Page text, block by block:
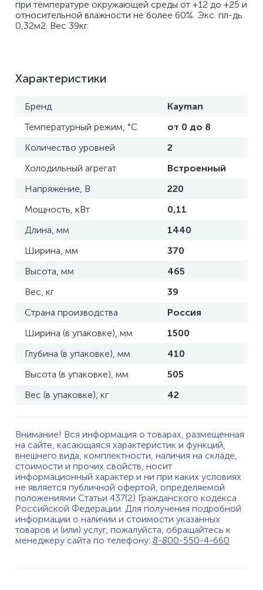
при температуре окружающей среды от +12 до +25 и
относительной влажности не более 60%. Экс. пл-дь
0,32м2. Вес 39кг.
Характеристики
Бренд
Kayman
Температурный режим, °С
от 0 до 8
Количество уровней
2
Холодильный агрегат
Встроенный
Напряжение, В
220
Мощность, кВт
0,11
Длина, мм
1440
Ширина, мм
370
Высота, мм
465
Вес, кг
39
Страна производства
Россия
Ширина (в упаковке), мм
1500
Глубина (в упаковке), мм
410
Высота (в упаковке), мм
505
Вес (в упаковке), кг
42
Внимание! Вся информация о товарах, размещенная
на сайте, касающаяся характеристик и функций,
внешнего вида, комплектности, наличия на складе,
стоимости и прочих свойств, носит
информационный характер и ни при каких условиях
не является публичной офертой, определяемой
положениями Статьи 437(2) Гражданского кодекса
Российской Федерации. Для получения подробной
информации о наличии и стоимости указанных
товаров и (или) услуг, пожалуйста, обращайтесь к
менеджеру сайта по телефону: 8-800-550-4-660